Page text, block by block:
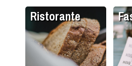
Ristorante